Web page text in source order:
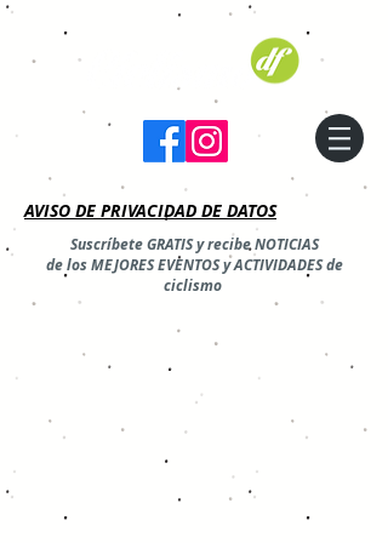
AVISO DE PRIVACIDAD DE DATOS
Suscríbete GRATIS y recibe NOTICIAS
de los MEJORES EVENTOS y ACTIVIDADES de
ciclismo